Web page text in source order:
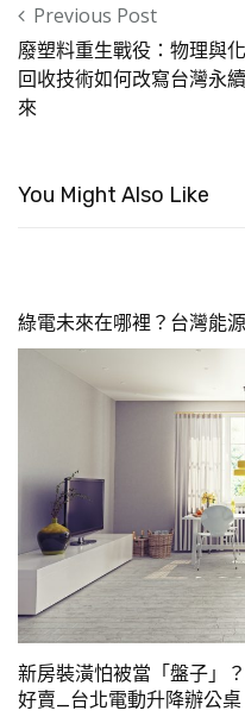
Post navigation
Previous Post
廢塑料重生戰役：物理與
回收技術如何改寫台灣永
來
You Might Also Like
綠電未來在哪裡？台灣能
新房裝潢怕被當「盤子」
好賣_台北電動升降辦公桌